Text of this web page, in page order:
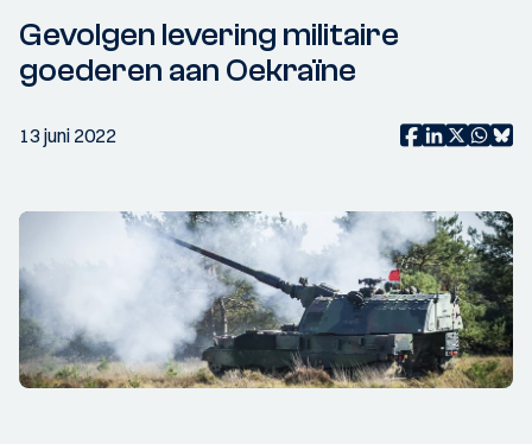
Gevolgen levering militaire
goederen aan Oekraïne
13 juni 2022